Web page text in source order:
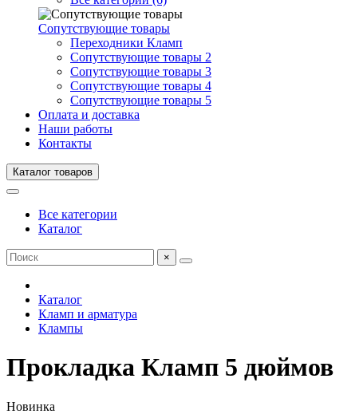
Сопутствующие товары
Переходники Кламп
Сопутствующие товары 2
Сопутствующие товары 3
Сопутствующие товары 4
Сопутствующие товары 5
Оплата и доставка
Наши работы
Контакты
Каталог товаров
Все категории
Каталог
×
Каталог
Кламп и арматура
Клампы
Прокладка Кламп 5 дюймов
Новинка